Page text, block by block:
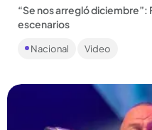
“Se nos arregló diciembre”:
escenarios
El cantante superó la
Su primer concierto fue en
Nacional Video